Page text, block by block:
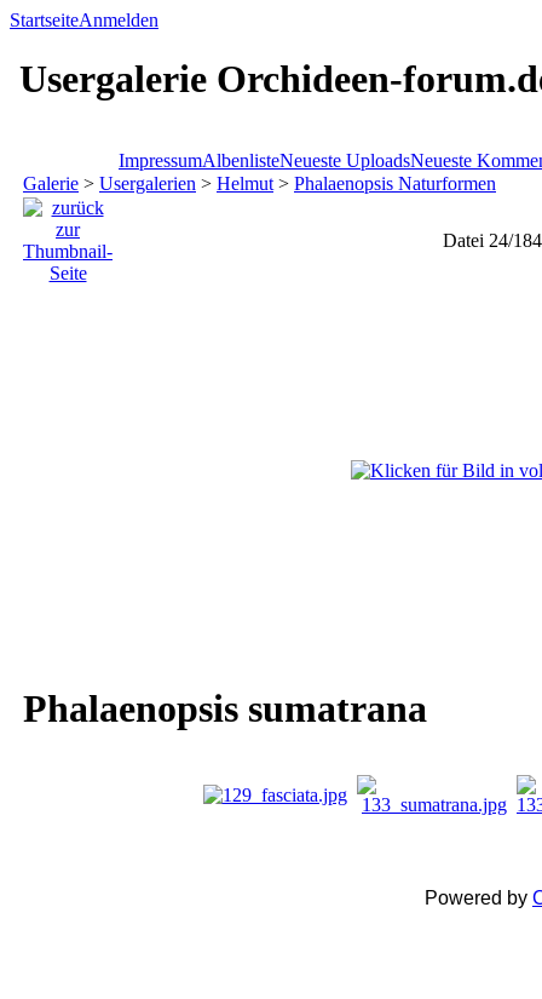
StartseiteAnmelden
Usergalerie Orchideen-
ImpressumAlbenlisteNeueste UploadsNeueste
Galerie > Usergalerien > Helmut > Phalaenopsis Naturformen
Datei 24/184
Phalaenopsis sumatrana
Powered by